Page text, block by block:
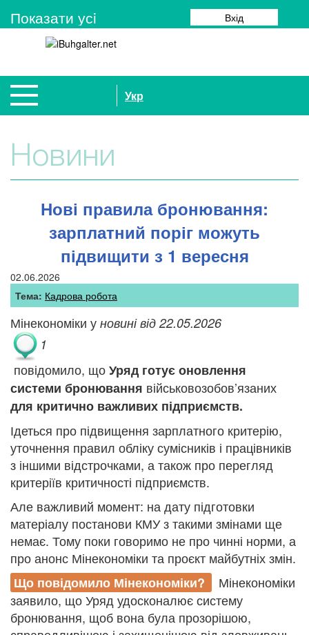
Показати усi Вхід
Укр
Новини
Нові правила бронювання:
зарплатний поріг можуть
підвищити з 1 вересня
02.06.2026
Тема: Кадрова робота
Мінекономіки у новині від 22.05.2026
1
повідомило, щоУряд готує оновлення
системи бронювання військовозобов’язаних
для критично важливих підприємств.
Ідеться про підвищення зарплатного критерію,
уточнення правил обліку сумісників і працівників
з іншими відстрочками, а також про перегляд
критеріїв критичності підприємств.
Але важливий момент: на дату підготовки
матеріалу постанови КМУ з такими змінами ще
немає. Тому поки говоримо не про чинні норми, а
про анонс Мінекономіки та проєкт майбутніх змін.
Що повідомило Мінекономіки?
Мінекономіки
заявило, що Уряд удосконалює систему
бронювання, щоб вона була прозорішою,